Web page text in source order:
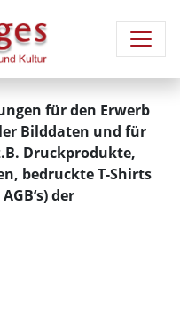
für den Erwerb
Bilddaten und für
Druckprodukte,
bedruckte T-Shirts
der